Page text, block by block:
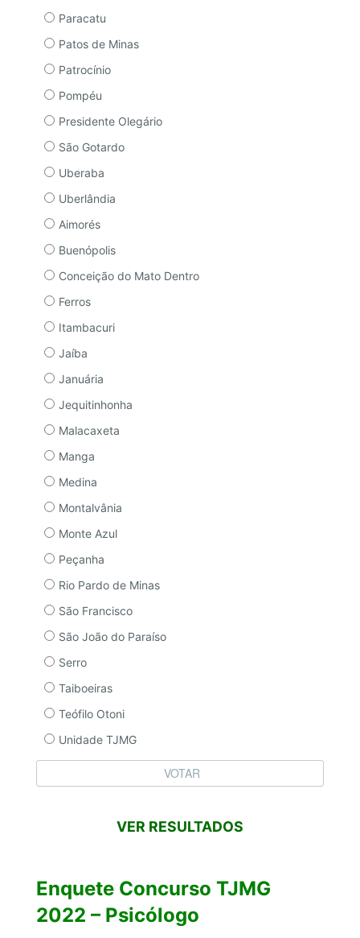
Paracatu
Patos de Minas
Patrocínio
Pompéu
Presidente Olegário
São Gotardo
Uberaba
Uberlândia
Aimorés
Buenópolis
Conceição do Mato Dentro
Ferros
Itambacuri
Jaíba
Januária
Jequitinhonha
Malacaxeta
Manga
Medina
Montalvânia
Monte Azul
Peçanha
Rio Pardo de Minas
São Francisco
São João do Paraíso
Serro
Taiboeiras
Teófilo Otoni
Unidade TJMG
VER RESULTADOS
Enquete Concurso TJMG
2022 – Psicólogo